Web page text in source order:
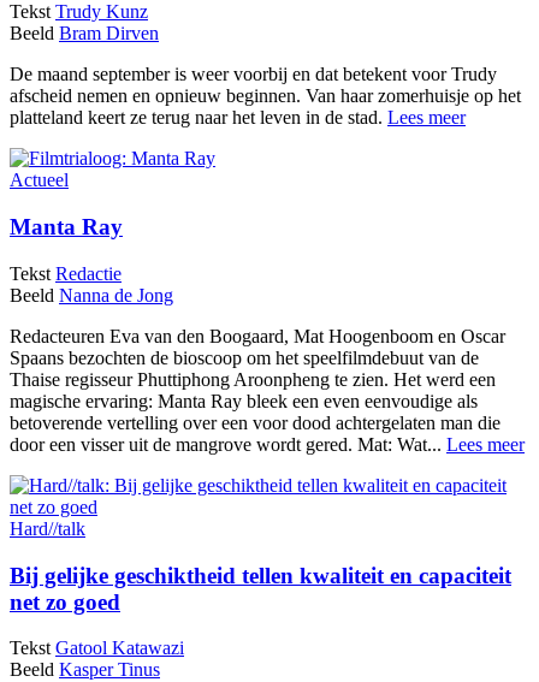
Tekst Trudy Kunz
Beeld Bram Dirven
De maand september is weer voorbij en dat betekent voor Trudy
afscheid nemen en opnieuw beginnen. Van haar zomerhuisje op het
platteland keert ze terug naar het leven in de stad. Lees meer
Actueel
Manta Ray
Tekst Redactie
Beeld Nanna de Jong
Redacteuren Eva van den Boogaard, Mat Hoogenboom en Oscar
Spaans bezochten de bioscoop om het speelfilmdebuut van de
Thaise regisseur Phuttiphong Aroonpheng te zien. Het werd een
magische ervaring: Manta Ray bleek een even eenvoudige als
betoverende vertelling over een voor dood achtergelaten man die
door een visser uit de mangrove wordt gered. Mat: Wat... Lees meer
Hard//talk
Bij gelijke geschiktheid tellen kwaliteit en capaciteit
net zo goed
Tekst Gatool Katawazi
Beeld Kasper Tinus